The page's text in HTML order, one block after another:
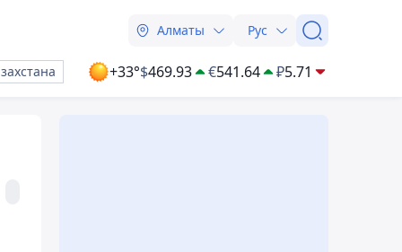
Алматы Рус
+33°$469.93 €541.64 ₽5.71